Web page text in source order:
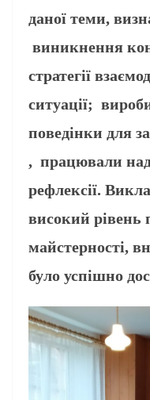
даної теми,
виникнення
стратегії
ситуації;
поведінки для
, працювали над
рефлексії.
високий рівень
майстерності,
було успішно